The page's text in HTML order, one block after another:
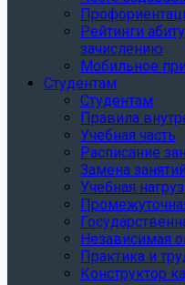
Рейтинги
зачислению
Мобильное
Студентам
Студентам
Правила
Учебная часть
Расписание
Замена занятий
Учебная
Независимая
Практика и
Конструктор